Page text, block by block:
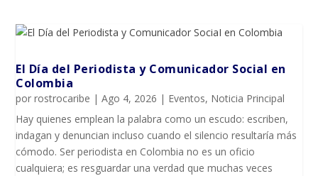
El Día del Periodista y Comunicador SociaI en
Colombia
porrostrocaribe |Ago 4, 2026 | Eventos, Noticia Principal
Hay quienes emplean la palabra como un escudo: escriben,
indagan y denuncian incluso cuando el silencio resultaría más
cómodo. Ser periodista en Colombia no es un oficio
cualquiera; es resguardar una verdad que muchas veces